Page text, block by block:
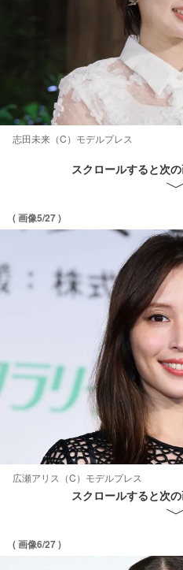
志田未来（C）モデルプレス
スクロールすると次
( 画像5/27 )
広瀬アリス（C）モデルプレス
スクロールすると次
( 画像6/27 )